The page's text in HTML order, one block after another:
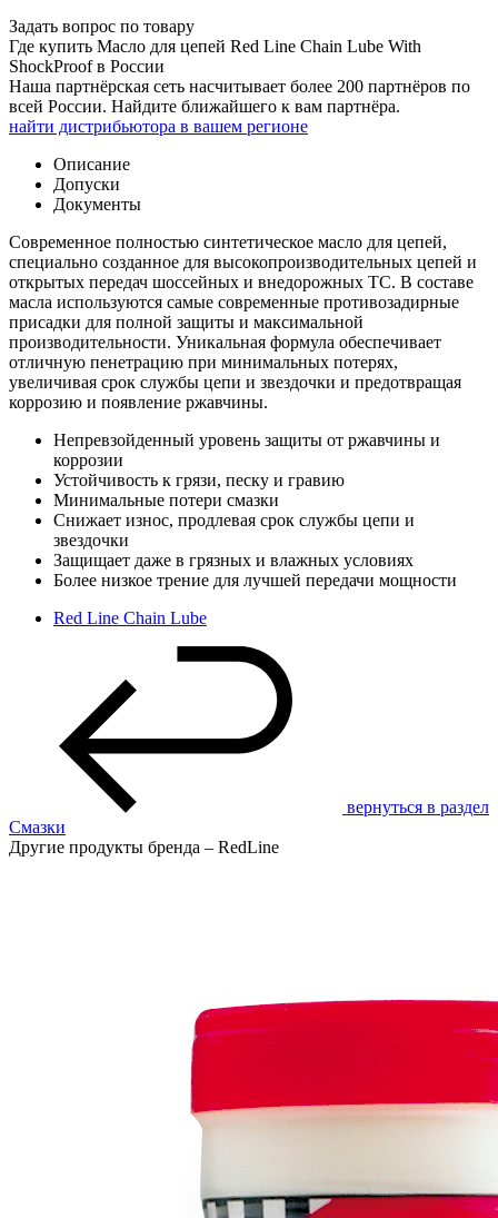
Задать вопрос по товару
Где купить Масло для цепей Red Line Chain Lube With
ShockProof в России
Наша партнёрская сеть насчитывает более 200 партнёров по
всей России. Найдите ближайшего к вам партнёра.
найти дистрибьютора в вашем регионе
Описание
Допуски
Документы
Современное полностью синтетическое масло для цепей,
специально созданное для высокопроизводительных цепей и
открытых передач шоссейных и внедорожных ТС. В составе
масла используются самые современные противозадирные
присадки для полной защиты и максимальной
производительности. Уникальная формула обеспечивает
отличную пенетрацию при минимальных потерях,
увеличивая срок службы цепи и звездочки и предотвращая
коррозию и появление ржавчины.
Непревзойденный уровень защиты от ржавчины и
коррозии
Устойчивость к грязи, песку и гравию
Минимальные потери смазки
Снижает износ, продлевая срок службы цепи и
звездочки
Защищает даже в грязных и влажных условиях
Более низкое трение для лучшей передачи мощности
Red Line Chain Lube
вернуться в раздел
Смазки
Другие продукты бренда – RedLine